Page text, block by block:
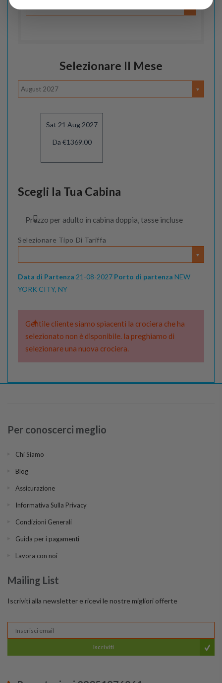
Selezionare Il Mese
August 2027
Sat 21 Aug 2027
Da €1369.00
Scegli la Tua Cabina
Prezzo per adulto in cabina doppia, tasse incluse
Selezionare Tipo Di Tariffa
Data di Partenza 21-08-2027 Porto di partenza NEW
YORK CITY, NY
Gentile cliente siamo spiacenti la crociera che ha
selezionato non è disponibile. la preghiamo di
selezionare una nuova crociera.
Per conoscerci meglio
Chi Siamo
Blog
Assicurazione
Informativa Sulla Privacy
Condizioni Generali
Guida per i pagamenti
Lavora con noi
Mailing List
Iscriviti alla newsletter e ricevi le nostre migliori offerte
Iscriviti